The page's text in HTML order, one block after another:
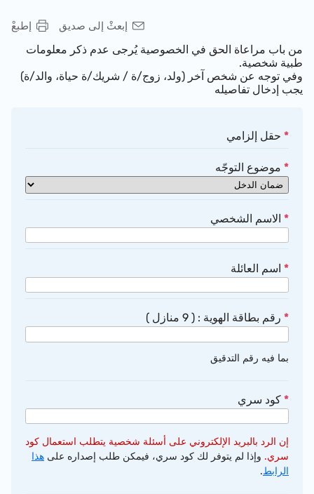
إطبعْ إبعثْ إلى صديق
من باب مراعاة الحق في الخصوصية يُرجى عدم ذكر معلومات
طبية شخصية.
وفي توجه عن شخص آخر (ولد، زوج/ة / شريك/ة حياة، والد/ة)
يجب إدخال تفاصيله
حقل إلزامي
موضوع التوجّه
الاسم الشخصي
اسم العائلة
رقم بطاقة الهوية : ( 9 منازل )
بما فيه رقم التدقيق
كود سري
إن الرد بالبريد الإلكتروني على أسئلة شخصية يتطلب استعمال كود
سري. وإذا لم يتوفر لك كود سري، فيمكن طلب إصداره علىهذا
الرابط.